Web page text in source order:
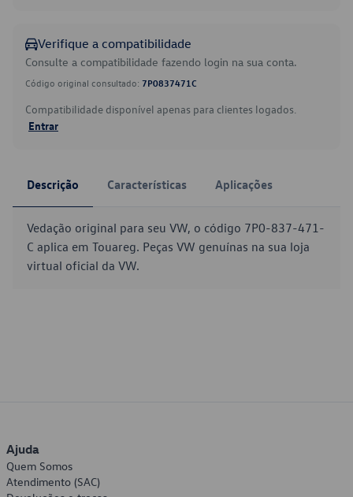
Verifique a compatibilidade
Consulte a compatibilidade fazendo login na sua conta.
Código original consultado: 7P0837471C
Compatibilidade disponível apenas para clientes logados.
Entrar
Descrição Características Aplicações
Vedação original para seu VW, o código 7P0-837-471-
C aplica em Touareg. Peças VW genuínas na sua loja
virtual oficial da VW.
Ajuda
Quem Somos
Atendimento (SAC)